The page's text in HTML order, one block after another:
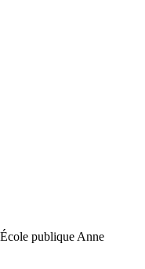
publique Anne